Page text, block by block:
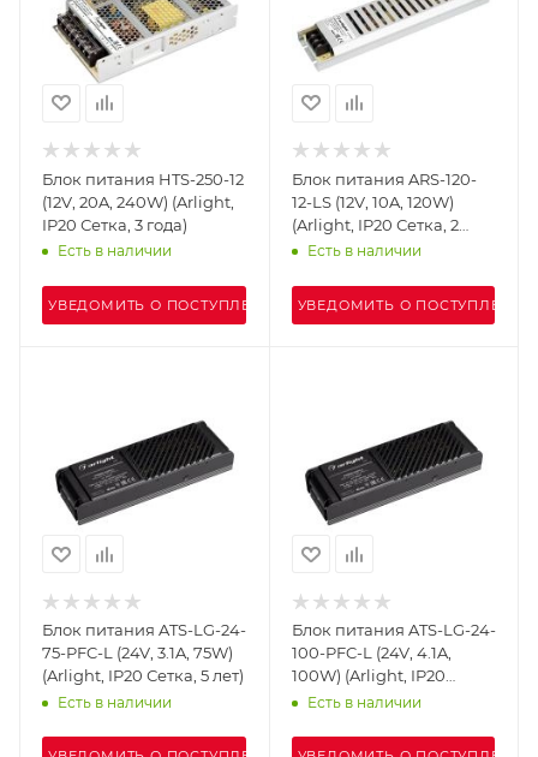
Блок питания HTS-250-12
(12V, 20A, 240W) (Arlight,
IP20 Сетка, 3 года)
Есть в наличии
УВЕДОМИТЬ О ПОСТУПЛЕНИИ
Блок питания ARS-120-
12-LS (12V, 10A, 120W)
(Arlight, IP20 Сетка, 2
года)
Есть в наличии
УВЕДОМИТЬ О ПОСТУПЛЕНИИ
Блок питания ATS-LG-24-
75-PFC-L (24V, 3.1A, 75W)
(Arlight, IP20 Сетка, 5 лет)
Есть в наличии
Блок питания ATS-LG-24-
100-PFC-L (24V, 4.1A,
100W) (Arlight, IP20
Сетка, 5 лет)
Есть в наличии